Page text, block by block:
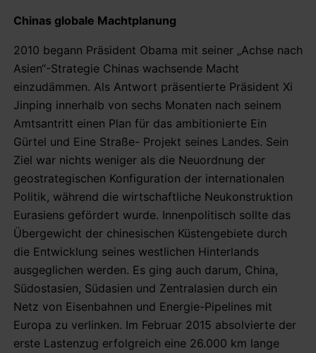
Chinas globale Machtplanung
2010 begann Präsident Obama mit seiner „Achse nach
Asien“-Strategie Chinas wachsende Macht
einzudämmen. Als Antwort präsentierte Präsident Xi
Jinping innerhalb von sechs Monaten nach seinem
Amtsantritt einen Plan für das ambitionierte Ein
Gürtel und Eine Straße- Projekt seines Landes. Sein
Ziel war nichts weniger als die Neuordnung der
geostrategischen Konfiguration der internationalen
Politik, während die wirtschaftliche Neukonstruktion
Eurasiens gefördert wurde. Innenpolitisch sollte das
Übergewicht der chinesischen Küstengebiete durch
die Entwicklung seines westlichen Hinterlands
ausgeglichen werden. Es ging auch darum, China,
Südostasien, Südasien und Zentralasien durch ein
Netz von Eisenbahnen und Energie-Pipelines mit
Europa zu verlinken. Im Februar 2015 absolvierte der
erste Lastenzug erfolgreich eine 26.000 km lange